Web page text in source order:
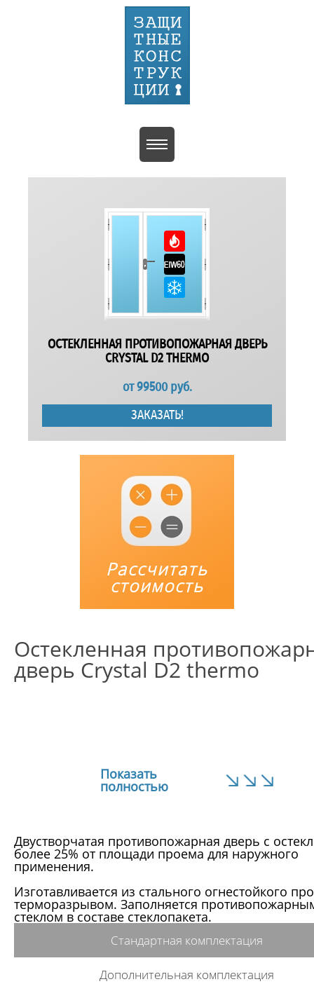
ОСТЕКЛЕННАЯ ПРОТИВОПОЖАРНАЯ ДВЕРЬ
CRYSTAL D2 THERMO
от99500руб.
ЗАКАЗАТЬ!
Рассчитать
стоимость
Показать
полностью
Остекленная
дверь Crystal D2 thermo
Двустворчатая противопожарная дверь с
более 25% от площади проема для наружного
применения.
Изготавливается из стального огнестойкого
терморазрывом. Заполняется
стеклом в составе стеклопакета.
Стандартная комплектация
Дополнительная комплектация